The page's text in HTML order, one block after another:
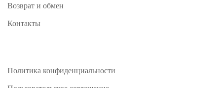
Возврат и обмен
Контакты
Политика конфиденциальности